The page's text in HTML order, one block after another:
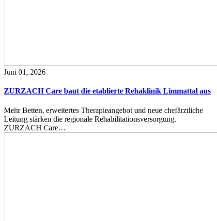
Juni 01, 2026
ZURZACH Care baut die etablierte Rehaklinik Limmattal aus
Mehr Betten, erweitertes Therapieangebot und neue chefärztliche
Leitung stärken die regionale Rehabilitationsversorgung.
ZURZACH Care…